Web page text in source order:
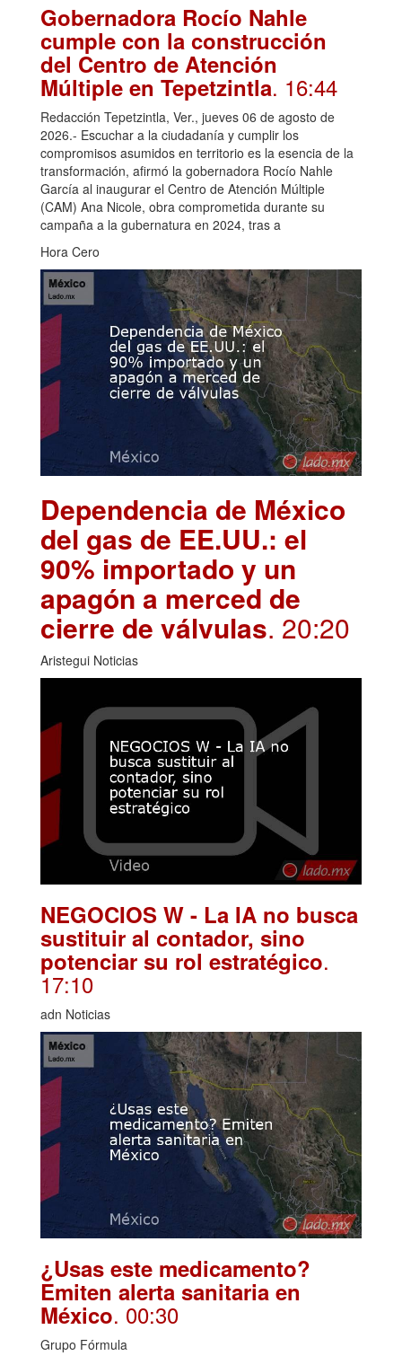
Gobernadora Rocío Nahle
cumple con la construcción
del Centro de Atención
Múltiple en Tepetzintla. 16:44
Redacción Tepetzintla, Ver., jueves 06 de agosto de
2026.- Escuchar a la ciudadanía y cumplir los
compromisos asumidos en territorio es la esencia de la
transformación, afirmó la gobernadora Rocío Nahle
García al inaugurar el Centro de Atención Múltiple
(CAM) Ana Nicole, obra comprometida durante su
campaña a la gubernatura en 2024, tras a
Hora Cero
Dependencia de México
del gas de EE.UU.: el
90% importado y un
apagón a merced de
cierre de válvulas. 20:20
Aristegui Noticias
NEGOCIOS W - La IA no busca
sustituir al contador, sino
potenciar su rol estratégico.
17:10
adn Noticias
¿Usas este medicamento?
Emiten alerta sanitaria en
México. 00:30
Grupo Fórmula